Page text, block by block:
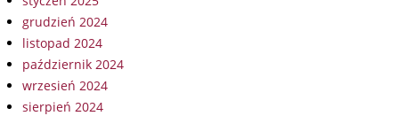
grudzień 2024
listopad 2024
październik 2024
wrzesień 2024
sierpień 2024